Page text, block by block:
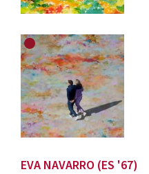
EVA NAVARRO (ES '67)